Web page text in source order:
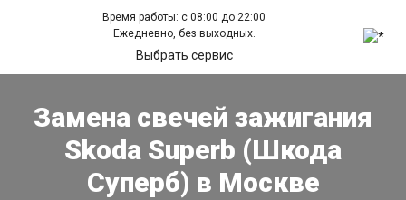
Время работы: с 08:00 до 22:00
Ежедневно, без выходных.
Выбрать сервис
Замена свечей зажигания
Skoda Superb (Шкода
Суперб) в Москве